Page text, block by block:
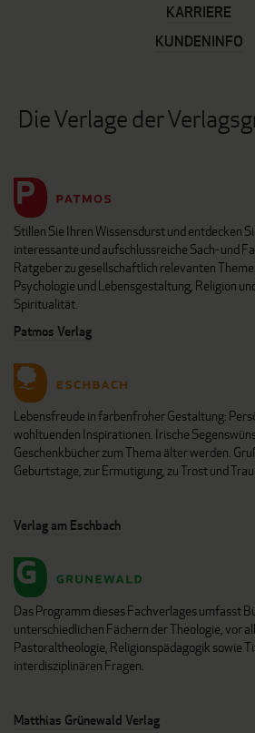
KARRIERE
KUNDENINFO
Die Verlage der
Stillen Sie Ihren Wissensdurst und entdecken
interessante und aufschlussreiche Sach- und
Ratgeber zu gesellschaftlich relevanten
Psychologie und Lebensgestaltung, Religion
Spiritualität.
Patmos Verlag
Lebensfreude in farbenfroher Gestaltung:
wohltuenden Inspirationen. Irische
Geschenkbücher zum Thema älter werden.
Geburtstage, zur Ermutigung, zu Trost und
Verlag am Eschbach
Das Programm dieses Fachverlages umfasst
unterschiedlichen Fächern der Theologie, vor
Pastoraltheologie, Religionspädagogik sowie
interdisziplinären Fragen.
Matthias Grünewald Verlag